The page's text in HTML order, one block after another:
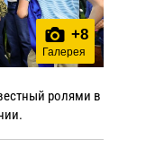
+8
Галерея
ролями в